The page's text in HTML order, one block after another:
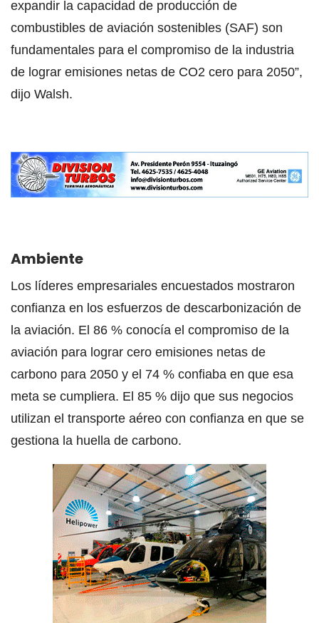
expandir la capacidad de producción de
combustibles de aviación sostenibles (SAF) son
fundamentales para el compromiso de la industria
de lograr emisiones netas de CO2 cero para 2050”,
dijo Walsh.
Ambiente
Los líderes empresariales encuestados mostraron
confianza en los esfuerzos de descarbonización de
la aviación. El 86 % conocía el compromiso de la
aviación para lograr cero emisiones netas de
carbono para 2050 y el 74 % confiaba en que esa
meta se cumpliera. El 85 % dijo que sus negocios
utilizan el transporte aéreo con confianza en que se
gestiona la huella de carbono.